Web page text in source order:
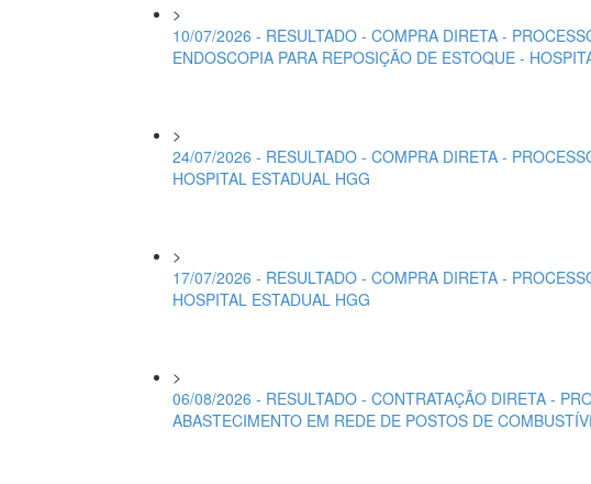
>
10/07/2026 - RESULTADO - COMPRA DIRETA -
ENDOSCOPIA PARA REPOSIÇÃO DE ESTOQUE -
>
24/07/2026 - RESULTADO - COMPRA DIRETA -
HOSPITAL ESTADUAL HGG
>
17/07/2026 - RESULTADO - COMPRA DIRETA -
HOSPITAL ESTADUAL HGG
>
06/08/2026 - RESULTADO - CONTRATAÇÃO DIRETA -
ABASTECIMENTO EM REDE DE POSTOS DE